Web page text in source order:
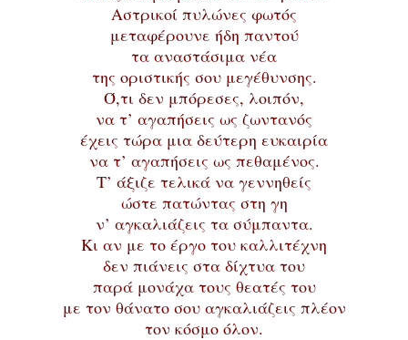
Αστρικοί πυλώνες φωτός
μεταφέρουνε ήδη παντού
τα αναστάσιμα νέα
της οριστικής σου μεγέθυνσης.
Ό,τι δεν μπόρεσες, λοιπόν,
να τ’ αγαπήσεις ως ζωντανός
έχεις τώρα μια δεύτερη ευκαιρία
να τ’ αγαπήσεις ως πεθαμένος.
Τ’ άξιζε τελικά να γεννηθείς
ώστε πατώντας στη γη
ν’ αγκαλιάζεις τα σύμπαντα.
Κι αν με το έργο του καλλιτέχνη
δεν πιάνεις στα δίχτυα του
παρά μονάχα τους θεατές του
με τον θάνατο σου αγκαλιάζεις πλέον
τον κόσμο όλον.